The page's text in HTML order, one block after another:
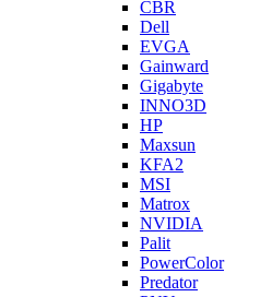
CBR
Dell
EVGA
Gainward
Gigabyte
INNO3D
HP
Maxsun
KFA2
MSI
Matrox
NVIDIA
Palit
PowerColor
Predator